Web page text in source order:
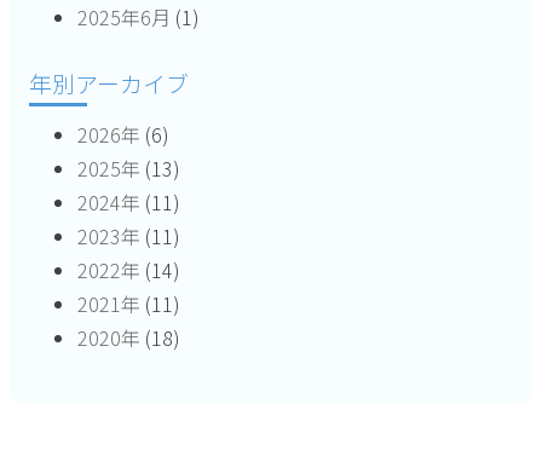
2025年6月 (1)
年別アーカイブ
2026年 (6)
2025年 (13)
2024年 (11)
2023年 (11)
2022年 (14)
2021年 (11)
2020年 (18)